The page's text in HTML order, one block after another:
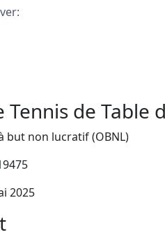
Tennis de Table
but non lucratif (OBNL)
2025